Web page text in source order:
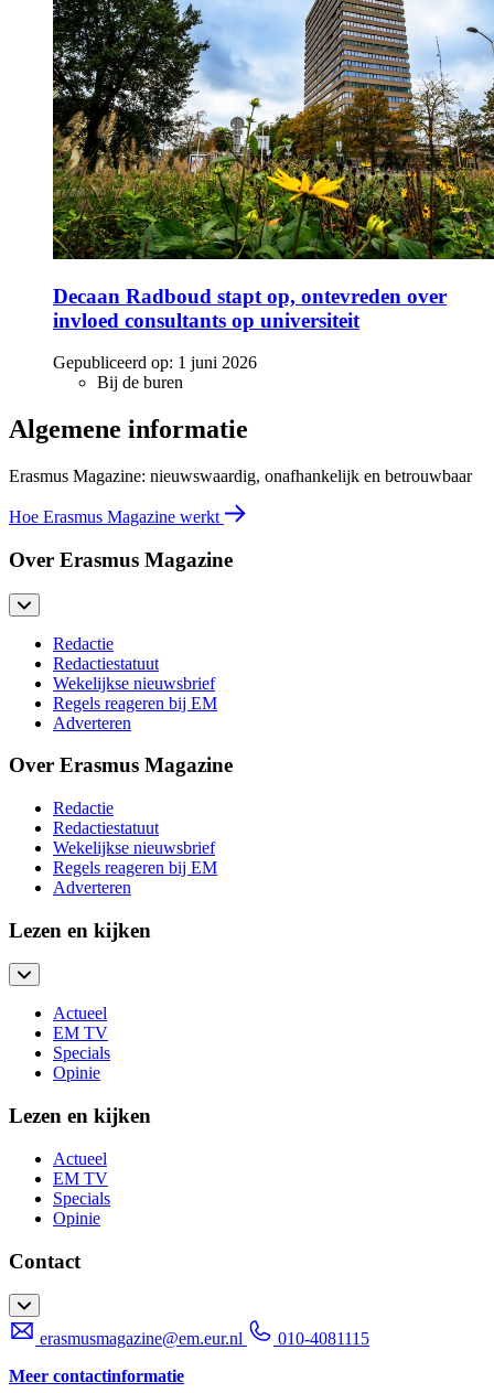
Decaan Radboud stapt op, ontevreden over
invloed consultants op universiteit
Gepubliceerd op: 1 juni 2026
Bij de buren
Algemene informatie
Erasmus Magazine: nieuwswaardig, onafhankelijk en betrouwbaar
Hoe Erasmus Magazine werkt
Over Erasmus Magazine
Redactie
Redactiestatuut
Wekelijkse nieuwsbrief
Regels reageren bij EM
Adverteren
Over Erasmus Magazine
Redactie
Redactiestatuut
Wekelijkse nieuwsbrief
Regels reageren bij EM
Adverteren
Lezen en kijken
Actueel
EM TV
Specials
Opinie
Lezen en kijken
Actueel
EM TV
Specials
Opinie
Contact
erasmusmagazine@em.eur.nl
010-4081115
Meer contactinformatie